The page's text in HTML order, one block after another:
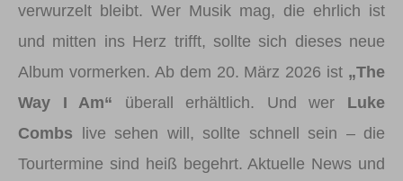
verwurzelt bleibt. Wer Musik mag, die ehrlich ist
und mitten ins Herz trifft, sollte sich dieses neue
Album vormerken. Ab dem 20. März 2026 ist „The
Way I Am“ überall erhältlich. Und wer Luke
Combs live sehen will, sollte schnell sein – die
Tourtermine sind heiß begehrt. Aktuelle News und